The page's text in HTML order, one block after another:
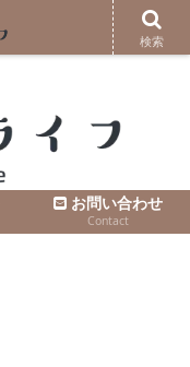
お問い合わせ
Contact
検索